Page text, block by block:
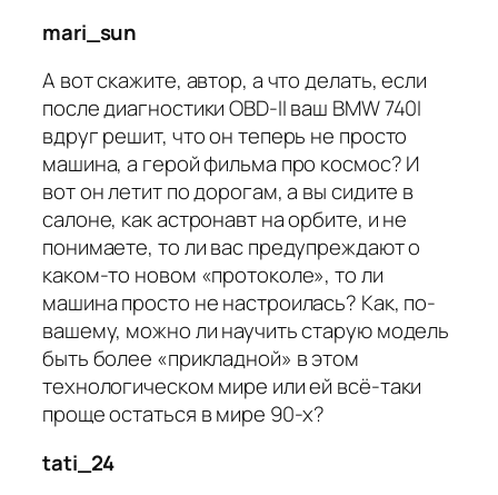
mari_sun
А вот скажите, автор, а что делать, если
после диагностики OBD-II ваш BMW 740I
вдруг решит, что он теперь не просто
машина, а герой фильма про космос? И
вот он летит по дорогам, а вы сидите в
салоне, как астронавт на орбите, и не
понимаете, то ли вас предупреждают о
каком-то новом «протоколе», то ли
машина просто не настроилась? Как, по-
вашему, можно ли научить старую модель
быть более «прикладной» в этом
технологическом мире или ей всё-таки
проще остаться в мире 90-х?
tati_24